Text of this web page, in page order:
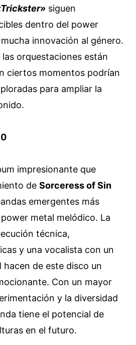
siguen
dentro del power
innovación al género.
orquestaciones están
ciertos momentos podrían
para ampliar la
impresionante que
de Sorceress of Sin
emergentes más
metal melódico. La
técnica,
y una vocalista con un
de este disco un
Con un mayor
y la diversidad
tiene el potencial de
en el futuro.